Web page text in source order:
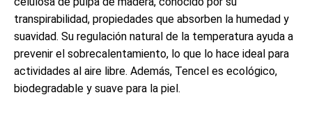
transpirabilidad, propiedades que absorben la humedad y
suavidad. Su regulación natural de la temperatura ayuda a
prevenir el sobrecalentamiento, lo que lo hace ideal para
actividades al aire libre. Además, Tencel es ecológico,
biodegradable y suave para la piel.